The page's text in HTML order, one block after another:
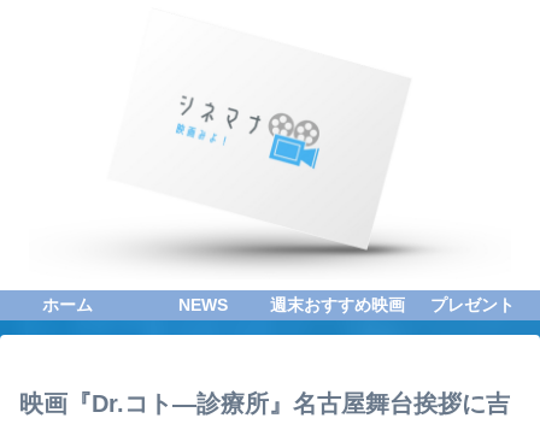
ホーム NEWS 週末おすすめ映画 プレゼント
映画『Dr.コト―診療所』名古屋舞台挨拶に吉